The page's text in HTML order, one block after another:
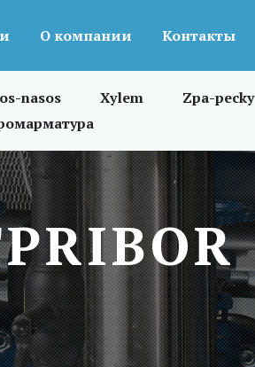
О компании Контакты
nasos Xylem
Zpa-pecky